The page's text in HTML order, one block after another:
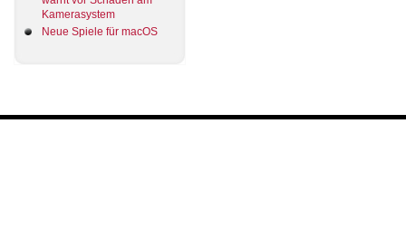
Kamerasystem
Neue Spiele für macOS